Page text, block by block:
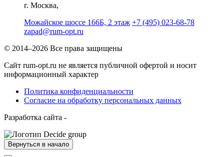
г. Москва,
Можайское шоссе 166Б, 2 этаж +7 (495) 023-68-78
zapad@rum-opt.ru
© 2014–2026 Все права защищены
Сайт rum-opt.ru не является публичной офертой и носит
информационный характер
Политика конфиденциальности
Согласие на обработку персональных данных
Разработка сайта -
Вернуться в начало